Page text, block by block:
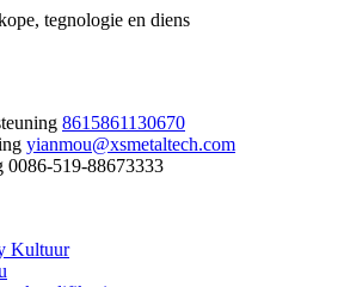
tegnologie en diens
8615861130670
yianmou@xsmetaltech.com
0086-519-88673333
Kultuur